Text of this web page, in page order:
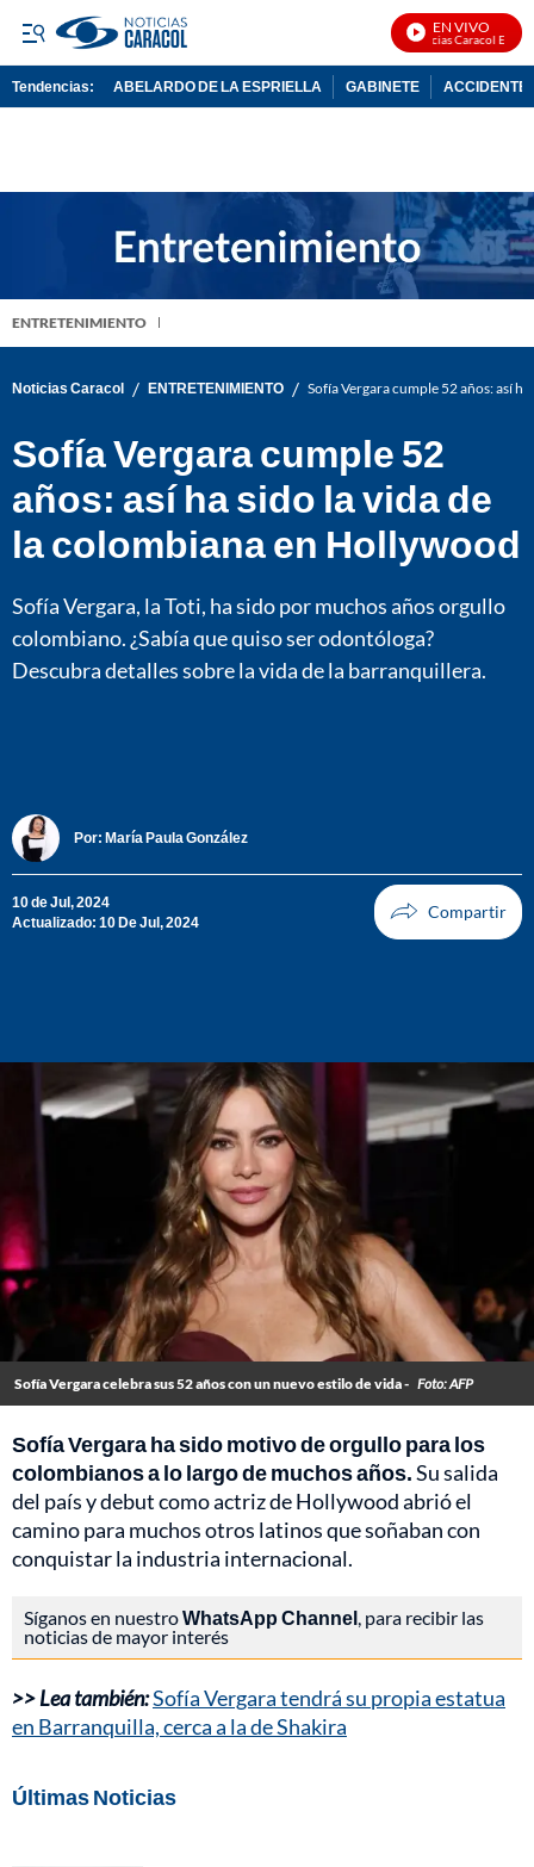
EN VIVO
Noticias Caracol En Vivo
Tendencias: ABELARDO DE LA ESPRIELLA GABINETE ACCIDENTE
ENTRETENIMIENTO
Noticias Caracol / ENTRETENIMIENTO / Sofía Vergara cumple 52 años: así
Sofía Vergara cumple 52
años: así ha sido la vida de
la colombiana en Hollywood
Sofía Vergara, la Toti, ha sido por muchos años orgullo
colombiano. ¿Sabía que quiso ser odontóloga?
Descubra detalles sobre la vida de la barranquillera.
Por: María Paula González
10 de Jul, 2024
Actualizado: 10 De Jul, 2024
Sofía Vergara celebra sus 52 años con un nuevo estilo de vida - Foto: AFP
Sofía Vergara ha sido motivo de orgullo para los
colombianos a lo largo de muchos años.Su salida
del país y debut como actriz de Hollywood abrió el
camino para muchos otros latinos que soñaban con
conquistar la industria internacional.
Síganos en nuestroWhatsApp Channel, para recibir las
noticias de mayor interés
>> Lea también:Sofía Vergara tendrá su propia estatua
en Barranquilla, cerca a la de Shakira
Últimas Noticias